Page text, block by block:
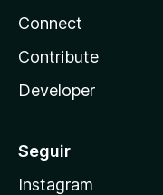
Connect
Contribute
Developer
Seguir
Instagram